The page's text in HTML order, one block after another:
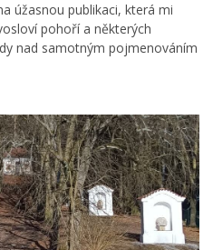
úžasnou publikaci, která mi
pohoří a některých
nad samotným pojmenováním